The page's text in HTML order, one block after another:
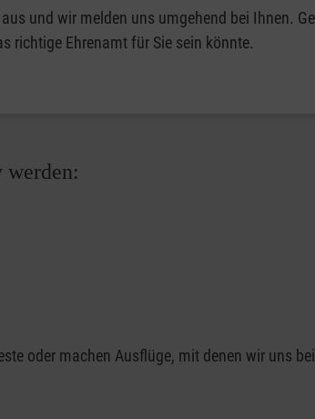
und wir melden uns umgehend bei Ihnen.
richtige Ehrenamt für Sie sein könnte.
werden:
oder machen Ausflüge, mit denen wir uns